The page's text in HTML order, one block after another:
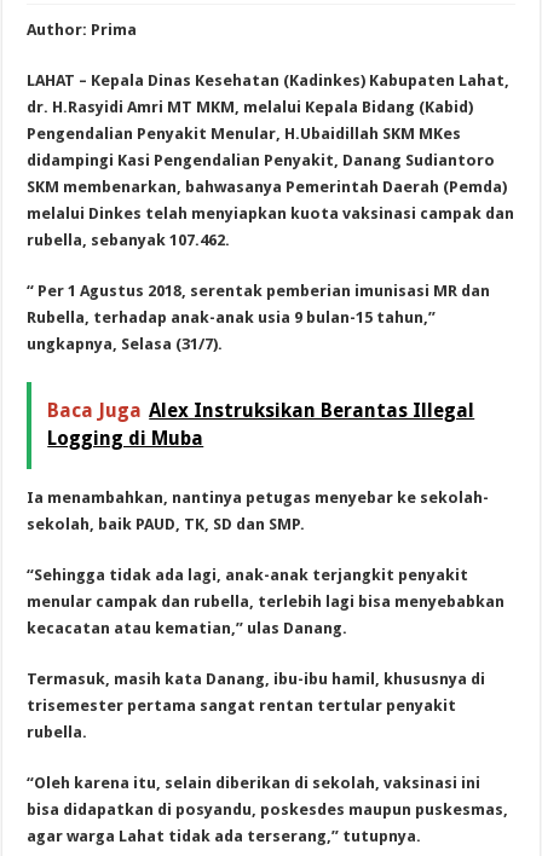
Author: Prima
LAHAT – Kepala Dinas Kesehatan (Kadinkes) Kabupaten Lahat,
dr. H.Rasyidi Amri MT MKM, melalui Kepala Bidang (Kabid)
Pengendalian Penyakit Menular, H.Ubaidillah SKM MKes
didampingi Kasi Pengendalian Penyakit, Danang Sudiantoro
SKM membenarkan, bahwasanya Pemerintah Daerah (Pemda)
melalui Dinkes telah menyiapkan kuota vaksinasi campak dan
rubella, sebanyak 107.462.
“ Per 1 Agustus 2018, serentak pemberian imunisasi MR dan
Rubella, terhadap anak-anak usia 9 bulan-15 tahun,”
ungkapnya, Selasa (31/7).
Baca Juga Alex Instruksikan Berantas Illegal
Logging di Muba
Ia menambahkan, nantinya petugas menyebar ke sekolah-
sekolah, baik PAUD, TK, SD dan SMP.
“Sehingga tidak ada lagi, anak-anak terjangkit penyakit
menular campak dan rubella, terlebih lagi bisa menyebabkan
kecacatan atau kematian,” ulas Danang.
Termasuk, masih kata Danang, ibu-ibu hamil, khususnya di
trisemester pertama sangat rentan tertular penyakit
rubella.
“Oleh karena itu, selain diberikan di sekolah, vaksinasi ini
bisa didapatkan di posyandu, poskesdes maupun puskesmas,
agar warga Lahat tidak ada terserang,” tutupnya.